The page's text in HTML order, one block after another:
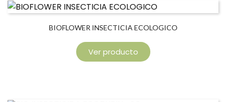
BIOFLOWER INSECTICIA ECOLOGICO
Ver producto